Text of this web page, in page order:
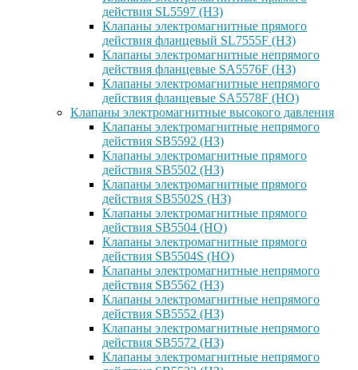
действия SL5597 (НЗ)
Клапаны электромагнитные прямого
действия фланцевый SL7555F (НЗ)
Клапаны электромагнитные непрямого
действия фланцевые SA5576F (НЗ)
Клапаны электромагнитные непрямого
действия фланцевые SA5578F (НО)
Клапаны электромагнитные высокого давления
Клапаны электромагнитные непрямого
действия SB5592 (НЗ)
Клапаны электромагнитные прямого
действия SB5502 (НЗ)
Клапаны электромагнитные прямого
действия SB5502S (НЗ)
Клапаны электромагнитные прямого
действия SB5504 (НО)
Клапаны электромагнитные прямого
действия SB5504S (НО)
Клапаны электромагнитные непрямого
действия SB5562 (НЗ)
Клапаны электромагнитные непрямого
действия SB5552 (НЗ)
Клапаны электромагнитные непрямого
действия SB5572 (НЗ)
Клапаны электромагнитные непрямого